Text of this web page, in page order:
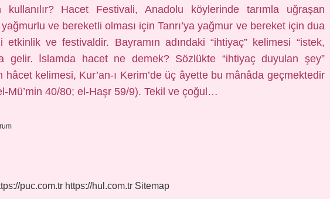
Hacet Festivali, Anadolu köylerinde tarımla uğraşan
yağmurlu ve bereketli olması için Tanrı’ya yağmur ve bereket için dua
ve festivaldir. Bayramın adındaki “ihtiyaç” kelimesi “istek,
gelir. İslamda hacet ne demek? Sözlükte “ihtiyaç duyulan şey”
hâcet kelimesi, Kur’an-ı Kerim’de üç âyette bu mânâda geçmektedir
Mü’min 40/80; el-Haşr 59/9). Tekil ve çoğul…
puc.com.tr https://hul.com.tr Sitemap